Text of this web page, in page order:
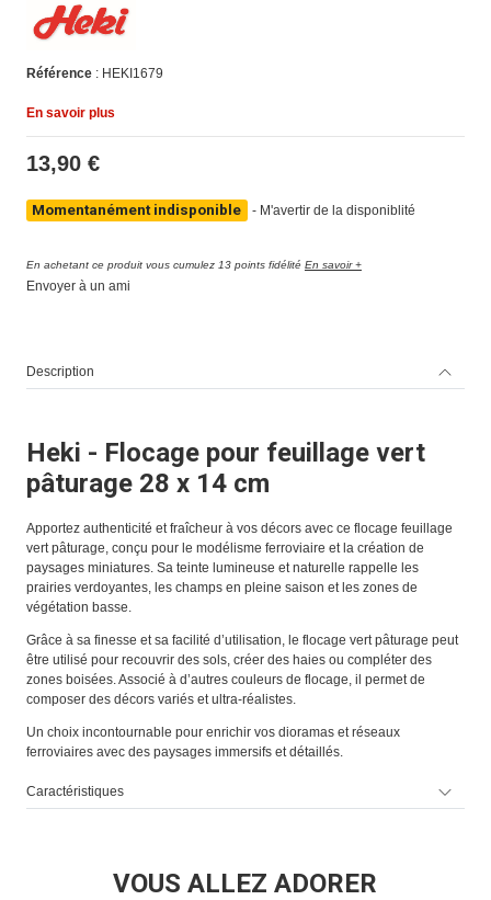
Référence: HEKI1679
En savoir plus
13,90 €
Momentanément indisponible - M'avertir de la disponiblité
En achetant ce produit vous cumulez 13 points fidélité En savoir +
Envoyer à un ami
Description
Heki - Flocage pour feuillage vert
pâturage 28 x 14 cm
Apportez authenticité et fraîcheur à vos décors avec ce flocage feuillage
vert pâturage, conçu pour le modélisme ferroviaire et la création de
paysages miniatures. Sa teinte lumineuse et naturelle rappelle les
prairies verdoyantes, les champs en pleine saison et les zones de
végétation basse.
Grâce à sa finesse et sa facilité d’utilisation, le flocage vert pâturage peut
être utilisé pour recouvrir des sols, créer des haies ou compléter des
zones boisées. Associé à d’autres couleurs de flocage, il permet de
composer des décors variés et ultra-réalistes.
Un choix incontournable pour enrichir vos dioramas et réseaux
ferroviaires avec des paysages immersifs et détaillés.
Caractéristiques
VOUS ALLEZ ADORER